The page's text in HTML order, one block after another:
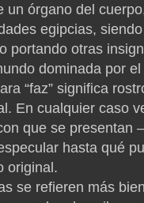
un órgano del
egipcias,
portando otras
dominada por el
“faz” significa
En cualquier caso
que se presentan
hasta qué
original.
se refieren más